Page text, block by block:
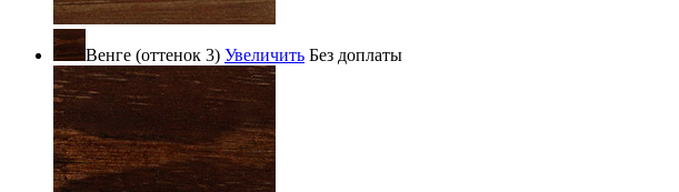
Венге (оттенок 3) Увеличить Без доплаты